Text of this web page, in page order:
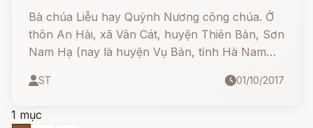
Bà chúa Liễu hay Quỳnh Nương công chúa. Ở
thôn An Hải, xã Vân Cát, huyện Thiên Bản, Sơn
Nam Hạ (nay là huyện Vụ Bản, tỉnh Hà Nam
đức, hay làm điều lành. Ông bà đã có một con
ST 01/10/2017
1 mục